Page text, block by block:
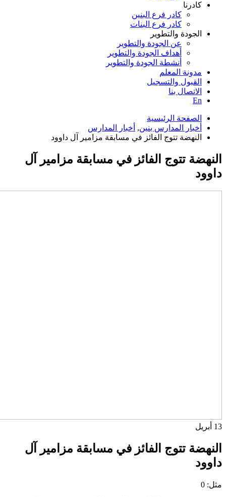
كادرنا
كادر فرع البنين
كادر فرع البنات
الجودة والتطوير
عن الجودة والتطوير
أهداف الجودة والتطوير
أنشطة الجودة والتطوير
مدونة المعلم
القبول والتسجيل
الاتصال بنا
En
الصفحة الرئيسية
أخبار المدارس بنين, أخبار المدارس
النهضة تتوج الفائز في مسابقة مزامير آل داوود
النهضة تتوج الفائز في مسابقة مزامير آل
داوود
13 أبريل
النهضة تتوج الفائز في مسابقة مزامير آل
داوود
مثل: 0